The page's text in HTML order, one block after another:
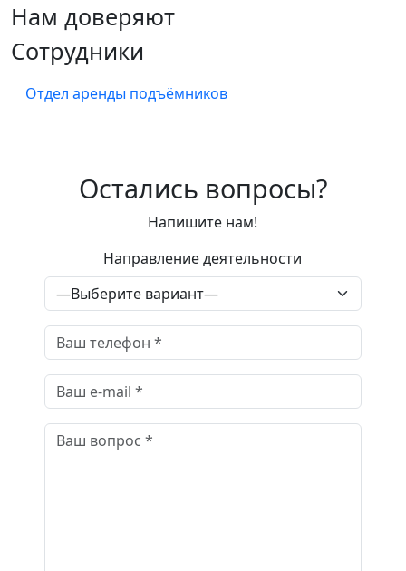
Нам доверяют
Сотрудники
Отдел аренды подъёмников
Остались вопросы?
Напишите нам!
Направление деятельности